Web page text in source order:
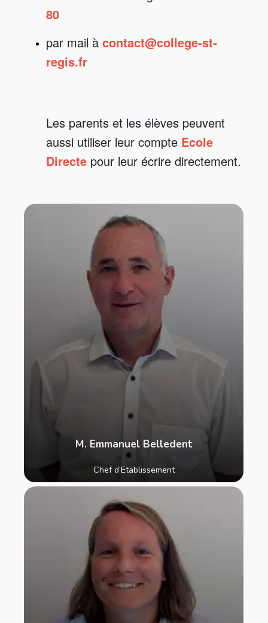
80
par mail à contact@college-st-
regis.fr
Les parents et les élèves peuvent
aussi utiliser leur compte Ecole
Directepour leur écrire directement.
M. Emmanuel Belledent
Chef d’Etablissement